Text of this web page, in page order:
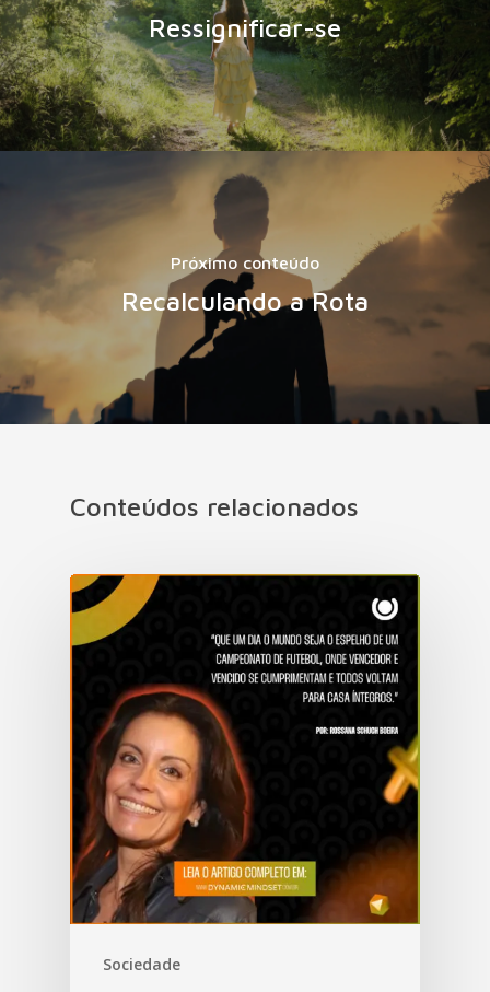
Ressignificar-se
Próximo conteúdo
Recalculando a Rota
Conteúdos relacionados
Sociedade